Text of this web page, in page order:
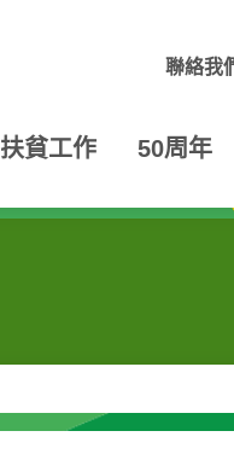
聯絡我
扶貧工作 50周年